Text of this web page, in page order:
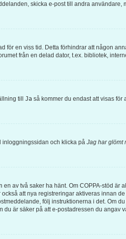
skicka e-post till andra användare,
för en viss tid. Detta förhindrar att någon
från en delad dator, t.ex. bibliotek,
till Jaså kommer du endast att visas för
inloggningssidan och klicka på Jag har glömt
av två saker ha hänt. Om COPPA-stöd är
att nya registreringar aktiveras innan
följ instruktionerna i det. Om
är säker på att e-postadressen du angav